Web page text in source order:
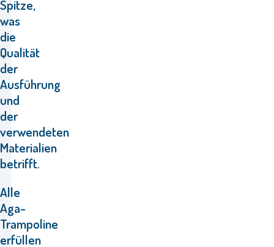
Spitze,
was
die
Qualität
der
Ausführung
und
der
verwendeten
Materialien
betrifft.
Alle
Aga-
Trampoline
erfüllen